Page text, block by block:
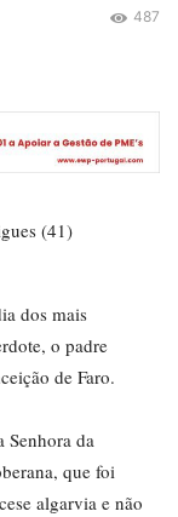
487
dos mais
o padre
de Faro.
Senhora da
que foi
algarvia e não